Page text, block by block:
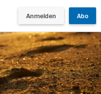
Anmelden Abo